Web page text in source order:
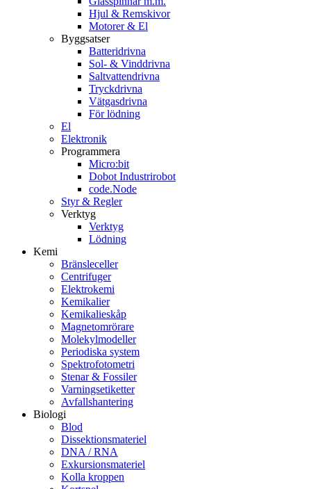
Hjul & Remskivor
Motorer & El
Byggsatser
Batteridrivna
Sol- & Vinddrivna
Saltvattendrivna
Tryckdrivna
Vätgasdrivna
För lödning
El
Elektronik
Programmera
Micro:bit
Dobot Industrirobot
code.Node
Styr & Regler
Verktyg
Verktyg
Lödning
Kemi
Bränsleceller
Centrifuger
Elektrokemi
Kemikalier
Kemikalieskåp
Magnetomrörare
Molekylmodeller
Periodiska system
Spektrofotometri
Stenar & Fossiler
Varningsetiketter
Avfallshantering
Biologi
Blod
Dissektionsmateriel
DNA / RNA
Exkursionsmateriel
Kolla kroppen